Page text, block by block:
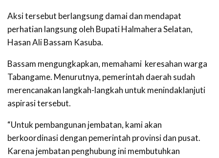
Aksi tersebut berlangsung damai dan mendapat
perhatian langsung oleh Bupati Halmahera Selatan,
Hasan Ali Bassam Kasuba.
Bassam mengungkapkan, memahami keresahan warga
Tabangame. Menurutnya, pemerintah daerah sudah
merencanakan langkah-langkah untuk menindaklanjuti
aspirasi tersebut.
“Untuk pembangunan jembatan, kami akan
berkoordinasi dengan pemerintah provinsi dan pusat.
Karena jembatan penghubung ini membutuhkan